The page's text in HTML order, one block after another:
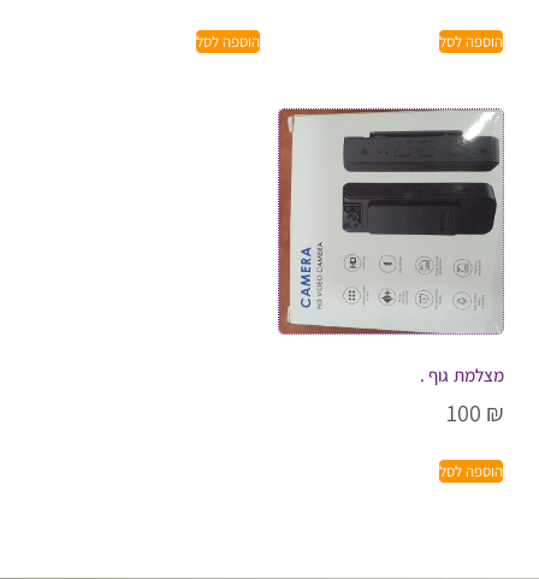
הוספה לסל הוספה לסל
מצלמת גוף .
100 ₪
הוספה לסל